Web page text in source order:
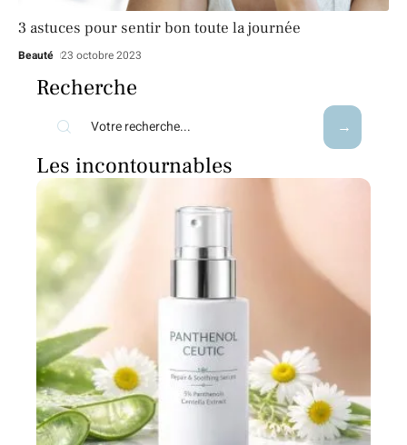
3 astuces pour sentir bon toute la journée
Beauté 23 octobre 2023
Recherche
Les incontournables